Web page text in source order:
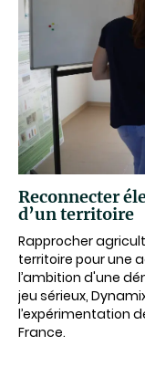
Reconnecter
d’un territoire
Rapprocher
territoire pour une
l’ambition d'une
jeu sérieux,
l’expérimentation
France.